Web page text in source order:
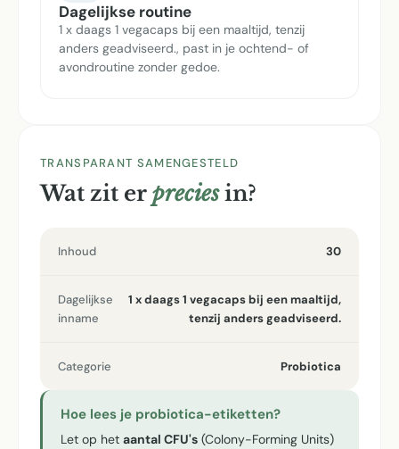
Dagelijkse routine
1 x daags 1 vegacaps bij een maaltijd, tenzij
anders geadviseerd., past in je ochtend- of
avondroutine zonder gedoe.
TRANSPARANT SAMENGESTELD
Wat zit er preciesin?
Inhoud 30
Dagelijkse
inname
1 x daags 1 vegacaps bij een maaltijd,
tenzij anders geadviseerd.
Categorie Probiotica
Hoe lees je probiotica-etiketten?
Let op het aantal CFU's (Colony-Forming Units)